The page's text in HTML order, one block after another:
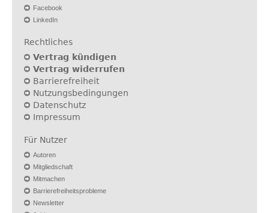
Facebook
LinkedIn
Rechtliches
Vertrag kündigen
Vertrag widerrufen
Barrierefreiheit
Nutzungsbedingungen
Datenschutz
Impressum
Für Nutzer
Autoren
Mitgliedschaft
Mitmachen
Barrierefreiheitsprobleme
Newsletter